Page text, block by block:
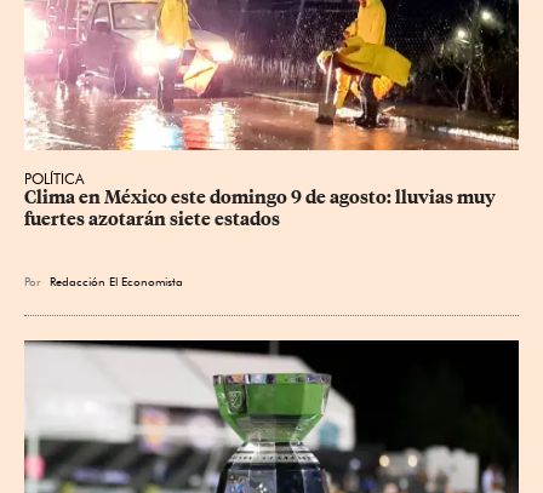
POLÍTICA
Clima en México este domingo 9 de agosto: lluvias muy
fuertes azotarán siete estados
Por Redacción El Economista